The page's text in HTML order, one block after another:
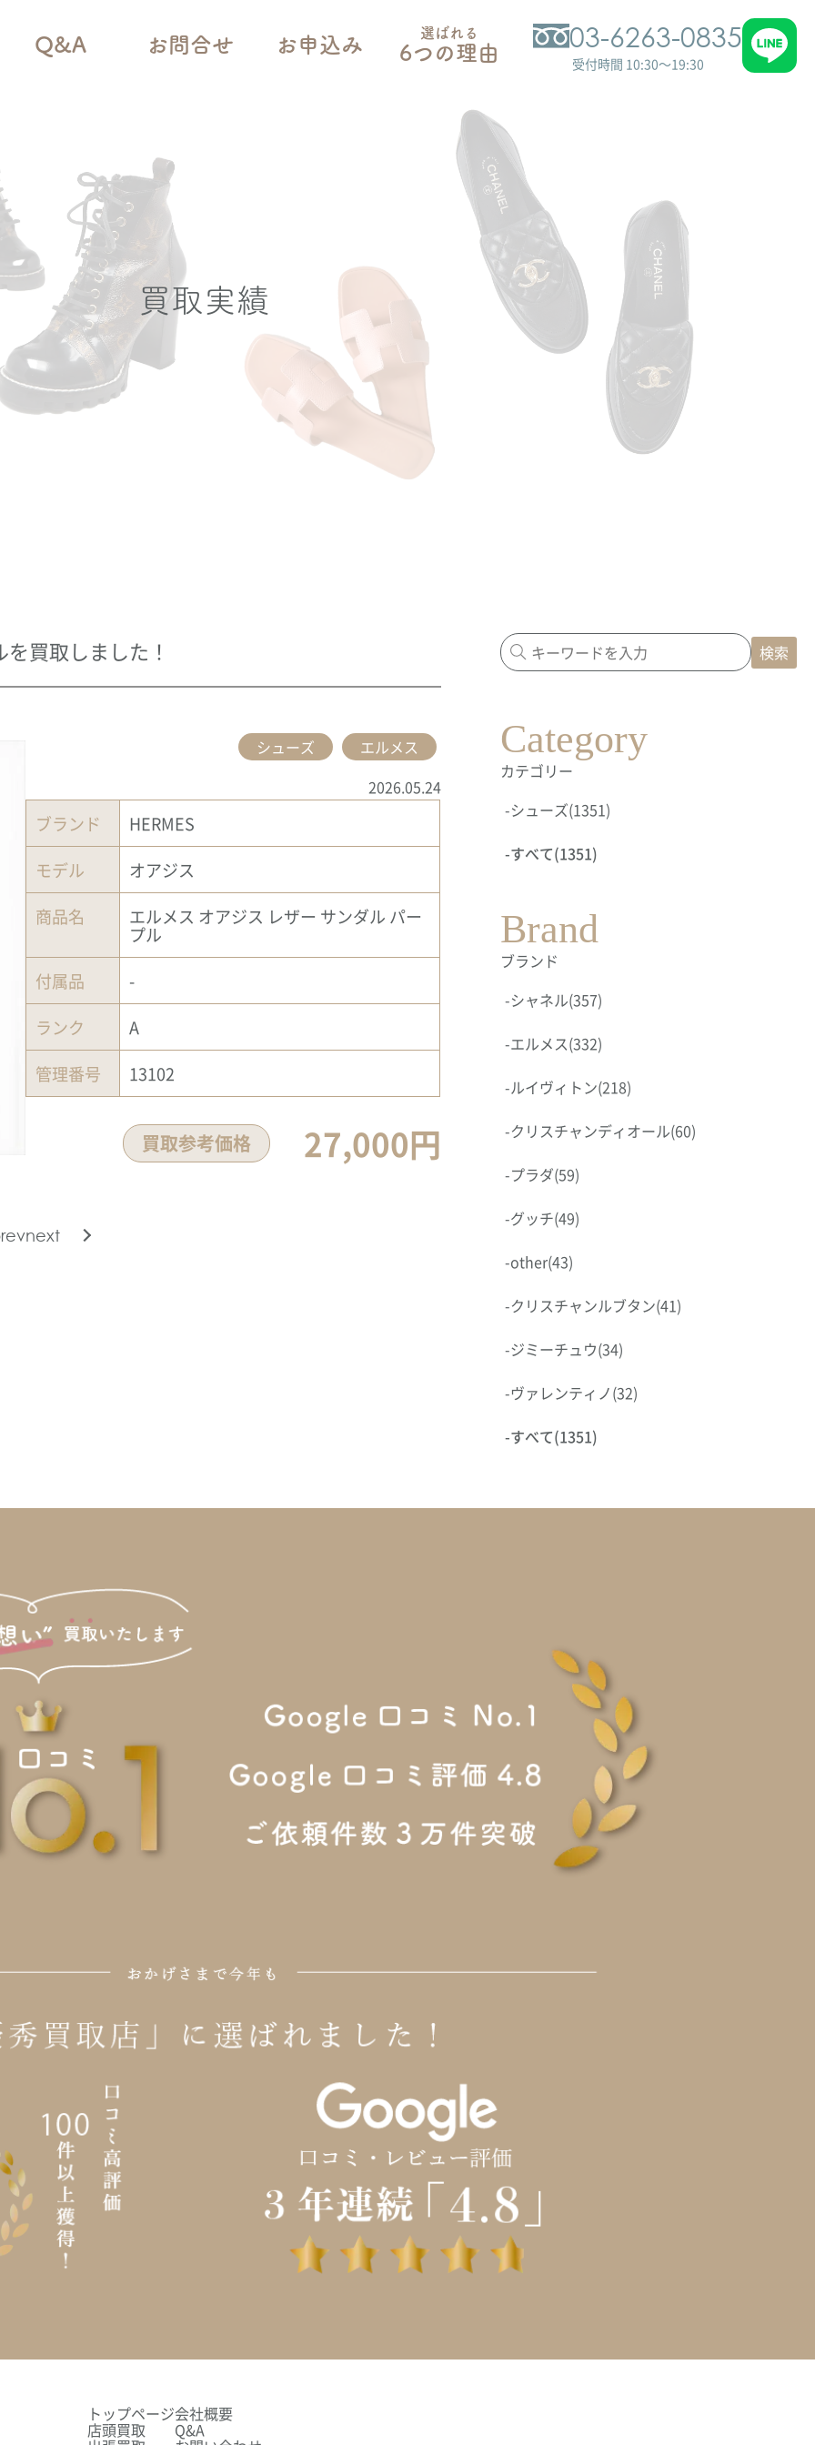
Q&A お問合せ お申込み
選ばれる
6つの理由 03-6263-0835
受付時間 10:30～19:30
買取実績
買取しました！
シューズ
エルメス
2026.05.24
ブランド
HERMES
モデル
オアジス
商品名
エルメス オアジス レザー サンダル パー
プル
付属品
-
ランク
A
管理番号
13102
買取参考価格 27,000円
next
検索
Category
カテゴリー
-シューズ(1351)
-すべて(1351)
Brand
ブランド
-シャネル(357)
-エルメス(332)
-ルイヴィトン(218)
-クリスチャンディオール(60)
-プラダ(59)
-グッチ(49)
-other(43)
-クリスチャンルブタン(41)
-ジミーチュウ(34)
-ヴァレンティノ(32)
-すべて(1351)
トップページ
店頭買取
会社概要
Q&A